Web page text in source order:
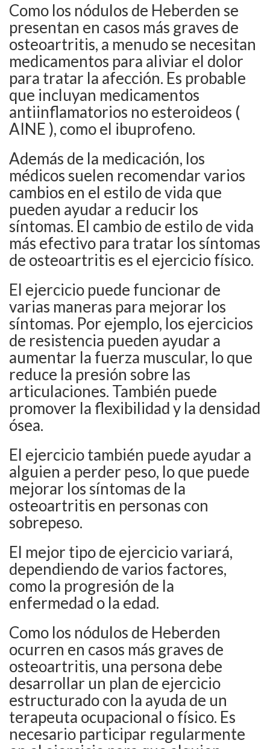
Como los nódulos de Heberden se
presentan en casos más graves de
osteoartritis, a menudo se necesitan
medicamentos para aliviar el dolor
para tratar la afección. Es probable
que incluyan medicamentos
antiinflamatorios no esteroideos (
AINE ), como el ibuprofeno.
Además de la medicación, los
médicos suelen recomendar varios
cambios en el estilo de vida que
pueden ayudar a reducir los
síntomas. El cambio de estilo de vida
más efectivo para tratar los síntomas
de osteoartritis es el ejercicio físico.
El ejercicio puede funcionar de
varias maneras para mejorar los
síntomas. Por ejemplo, los ejercicios
de resistencia pueden ayudar a
aumentar la fuerza muscular, lo que
reduce la presión sobre las
articulaciones. También puede
promover la flexibilidad y la densidad
ósea.
El ejercicio también puede ayudar a
alguien a perder peso, lo que puede
mejorar los síntomas de la
osteoartritis en personas con
sobrepeso.
El mejor tipo de ejercicio variará,
dependiendo de varios factores,
como la progresión de la
enfermedad o la edad.
Como los nódulos de Heberden
ocurren en casos más graves de
osteoartritis, una persona debe
desarrollar un plan de ejercicio
estructurado con la ayuda de un
terapeuta ocupacional o físico. Es
necesario participar regularmente